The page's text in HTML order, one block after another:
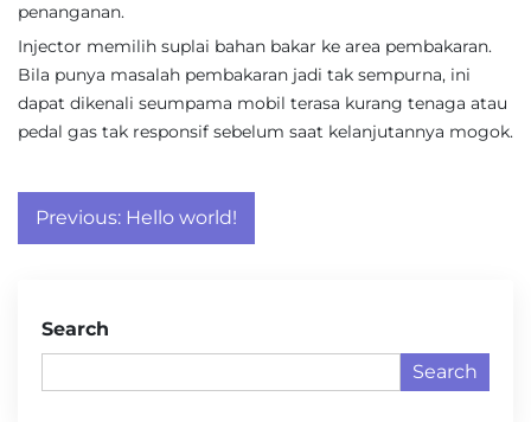
penanganan.
Injector memilih suplai bahan bakar ke area pembakaran.
Bila punya masalah pembakaran jadi tak sempurna, ini
dapat dikenali seumpama mobil terasa kurang tenaga atau
pedal gas tak responsif sebelum saat kelanjutannya mogok.
Post
navigation
Previous: Hello world!
Search
Search